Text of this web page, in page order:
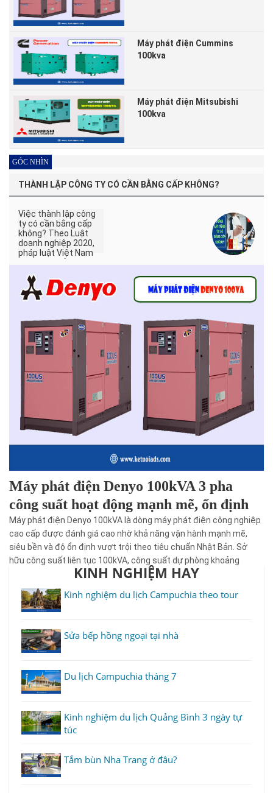
Máy phát điện Cummins
100kva
Máy phát điện Mitsubishi
100kva
GÓC NHÌN
THÀNH LẬP CÔNG TY CÓ CẦN BẰNG CẤP KHÔNG?
Việc thành lập công
ty có cần bằng cấp
không? Theo Luật
doanh nghiệp 2020,
pháp luật Việt Nam
trừ những ngành
nghề có điều kiện cần
bằng cấp và chứng
Tân Thành Thịnh tìm
hiểu về bằng cấp là gì
và các quy định về
nhóm ngành nghề
kinh doanh có điều
kiện và thông thường.
Máy phát điện Denyo 100kVA 3 pha
công suất hoạt động mạnh mẽ, ổn định
Máy phát điện Denyo 100kVA là dòng máy phát điện công nghiệp
cao cấp được đánh giá cao nhờ khả năng vận hành mạnh mẽ,
siêu bền và độ ổn định vượt trội theo tiêu chuẩn Nhật Bản. Sở
hữu công suất liên tục 100kVA, công suất dự phòng khoảng
110kVA, hệ thống điện 3 pha, máy đáp ứng hiệu quả nhu cầu cấp
điện cho nhà xưởng, bệnh viện, khách sạn, văn phòng và công
trình xây dựng. Với ưu điểm tiết kiệm nhiên liệu, vận hành êm ái,
chịu tải tốt và tuổi thọ cao, Denyo 100kVA là giải pháp điện dự
phòng đáng tin cậy cho doanh nghiệp cần nguồn điện ổn định và
lâu dài.
KINH NGHIỆM HAY
Kinh nghiệm du lịch Campuchia theo tour
Sửa bếp hồng ngoại tại nhà
Du lịch Campuchia tháng 7
Kinh nghiệm du lịch Quảng Bình 3 ngày tự
túc
Tắm bùn Nha Trang ở đâu?